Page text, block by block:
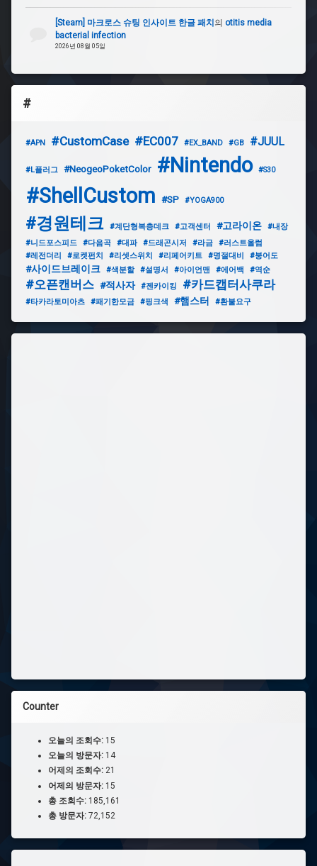
[Steam] 마크로스 슈팅 인사이트 한글 패치 의 otitis media
bacterial infection
2026년 08월 05일
#
#APN #CustomCase #EC007 #EX_BAND #GB #JUUL
#L플러그 #NeogeoPoketColor #Nintendo #S30
#ShellCustom #SP #YOGA900
#경원테크 #계단형복층데크 #고객센터 #고라이온
#내장
#니드포스피드
#다음곡 #대파 #드래곤시저 #라금
#러스트올럼
#레전더리
#로켓펀치 #리셋스위치 #리페어키트 #명절대비 #붕어도
#사이드브레이크 #색분할 #설명서 #아이언맨 #에어백 #역순
#오픈캔버스 #적사자 #젠카이킹 #카드캡터사쿠라
#타카라토미아츠 #패기한모금 #핑크색 #햄스터 #환불요구
Counter
오늘의 조회수: 15
오늘의 방문자: 14
어제의 조회수: 21
어제의 방문자: 15
총 조회수: 185,161
총 방문자: 72,152